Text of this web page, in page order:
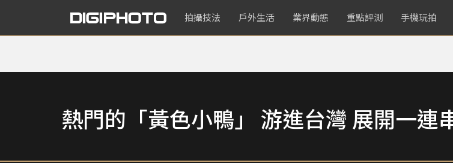
拍攝技法 戶外生活 業界動態 重點評測 手機玩拍
熱門的「黃色小鴨」 游進台灣 展開一連